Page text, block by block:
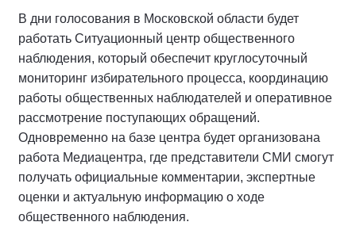
В дни голосования в Московской области будет
работать Ситуационный центр общественного
наблюдения, который обеспечит круглосуточный
мониторинг избирательного процесса, координацию
работы общественных наблюдателей и оперативное
рассмотрение поступающих обращений.
Одновременно на базе центра будет организована
работа Медиацентра, где представители СМИ смогут
получать официальные комментарии, экспертные
оценки и актуальную информацию о ходе
общественного наблюдения.